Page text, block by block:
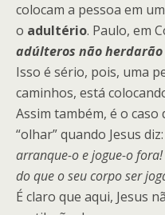
colocam a pessoa em
o adultério. Paulo, em
adúlteros não herdarão
Isso é sério, pois, uma
caminhos, está
Assim também, é o
“olhar” quando Jesus diz:
arranque-o e jogue-o
do que o seu corpo ser
É claro que aqui, Jesus